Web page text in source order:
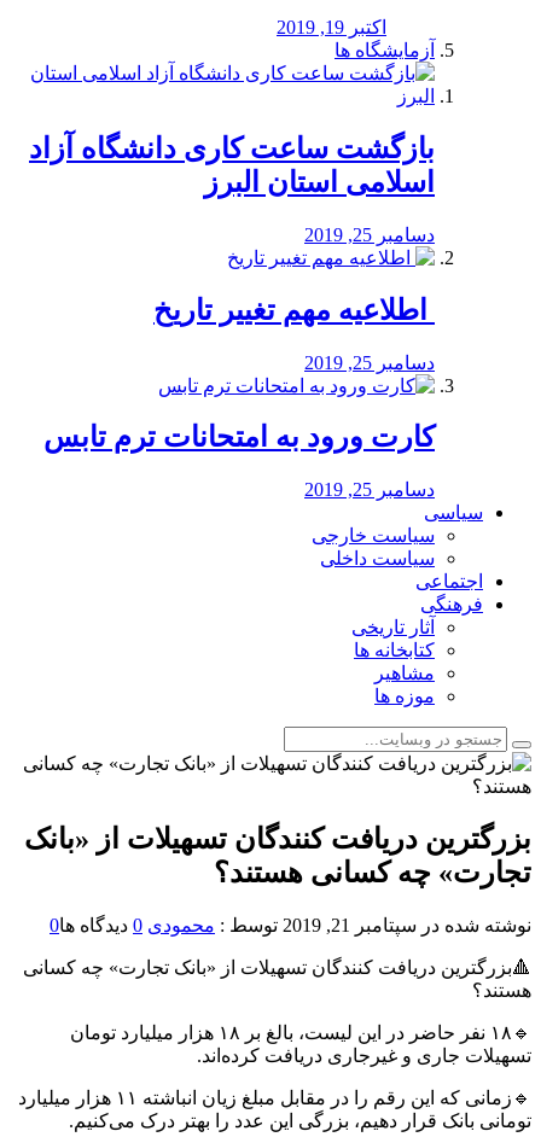
اکتبر 19, 2019
آزمایشگاه ها
بازگشت ساعت کاری دانشگاه آزاد
اسلامی استان البرز
دسامبر 25, 2019
️ اطلاعیه مهم تغییر تاریخ
دسامبر 25, 2019
کارت ورود به امتحانات ترم تابس
دسامبر 25, 2019
سیاسی
سیاست خارجی
سیاست داخلی
اجتماعی
فرهنگی
آثار تاریخی
کتابخانه ها
مشاهیر
موزه ها
بزرگترین دریافت کنندگان تسهیلات از «بانک
تجارت» چه کسانی هستند؟
نوشته شده در سپتامبر 21, 2019 توسط : محمودی 0 دیدگاه ها0
🔺بزرگترین دریافت کنندگان تسهیلات از «بانک تجارت» چه کسانی
هستند؟
🔹۱۸ نفر حاضر در این لیست، بالغ بر ۱۸ هزار میلیارد تومان
تسهیلات جاری و غیرجاری دریافت کرده‌اند.
🔹زمانی که این رقم را در مقابل مبلغ زیان انباشته ۱۱ هزار میلیارد
تومانی بانک قرار دهیم، بزرگی این عدد را بهتر درک می‌کنیم.